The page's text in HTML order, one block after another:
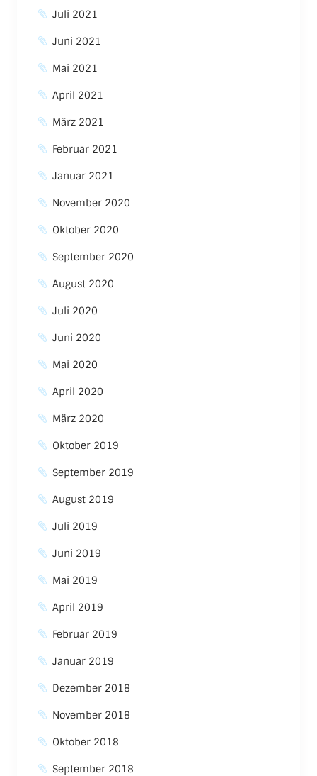
Juli 2021
Juni 2021
Mai 2021
April 2021
März 2021
Februar 2021
Januar 2021
November 2020
Oktober 2020
September 2020
August 2020
Juli 2020
Juni 2020
Mai 2020
April 2020
März 2020
Oktober 2019
September 2019
August 2019
Juli 2019
Juni 2019
Mai 2019
April 2019
Februar 2019
Januar 2019
Dezember 2018
November 2018
Oktober 2018
September 2018